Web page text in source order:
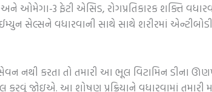
ઓમેગા-3 ફેટી એસિડ, રોગપ્રતિકારક શક્તિ
સેલ્સને વધારવાની સાથે સાથે શરીરમાં
નથી કરતા તો તમારી આ ભૂલ વિટામિન ડીના
જોઇએ. આ શોષણ પ્રક્રિયાને વધારવામાં તમારી